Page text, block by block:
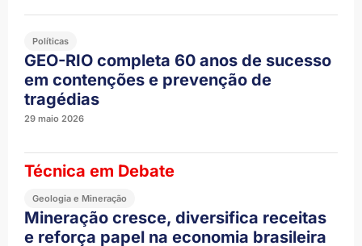
Políticas
GEO-RIO completa 60 anos de sucesso
em contenções e prevenção de
tragédias
29 maio 2026
Técnica em Debate
Geologia e Mineração
Mineração cresce, diversifica receitas
e reforça papel na economia brasileira